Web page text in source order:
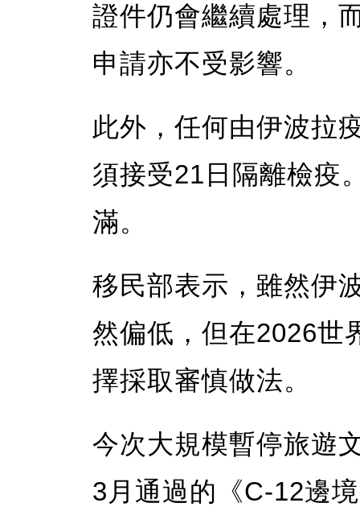
證件仍會繼續處理，
申請亦不受影響。
此外，任何由伊波拉
須接受21日隔離檢疫
滿。
移民部表示，雖然伊
然偏低，但在2026世
擇採取審慎做法。
今次大規模暫停旅遊
3月通過的《C-12邊